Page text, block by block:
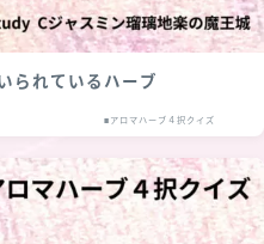
られているハーブ
■アロマハーブ４択クイズ